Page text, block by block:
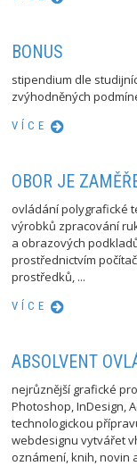
BONUS
stipendium dle
zvýhodněných
VÍCE
OBOR JE
ovládání polygrafické
výrobků zpracování
a obrazových
prostřednictvím
prostředků, ...
VÍCE
ABSOLVENT
nejrůznější grafické
Photoshop, InDesign,
technologickou
webdesignu vytvářet
oznámení, knih, novin